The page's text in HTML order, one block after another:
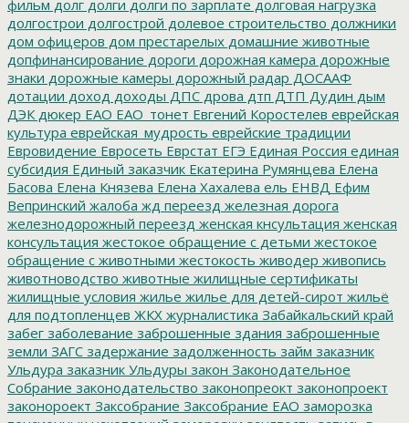
фильм долг долги долги по зарплате долговая нагрузка
долгострои долгострой долевое строительство должники
дом офицеров дом престарелых домашние животные
допфинансирование дороги дорожная камера дорожные
знаки дорожные камеры дорожный радар ДОСААФ
дотации доход доходы ДПС дрова дтп ДТП Дудин дым
ДЭК дюкер ЕАО ЕАО_тонет Евгений Коростелев еврейская
культура еврейская_мудрость еврейские традиции
Евровидение Евросеть Еврстат ЕГЭ Единая Россия единая
субсидия Единый заказчик Екатерина Румянцева Елена
Басова Елена Князева Елена Хахалева ель ЕНВД Ефим
Вепринский жалоба жд переезд железная дорога
железнодорожный переезд женская кнсультация женская
консультация жестокое обращение с детьми жестокое
обращение с животными жестокость живодер живопись
животноводство животные жилищные сертификаты
жилищные условия жилье жилье для детей-сирот жильё
для подтопленцев ЖКХ журналистика Забайкальский край
забег заболевание заброшенные здания заброшенные
земли ЗАГС задержание задолженность займ заказник
Ульдура заказник Ульдуры закон Законодательное
Собрание законодательство законопреокт законопроект
законороект Заксобрание Заксобрание ЕАО заморозка